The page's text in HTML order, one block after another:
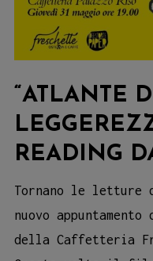
“ATLANTE
READING
Tornano le letture
nuovo
della Caffetteria